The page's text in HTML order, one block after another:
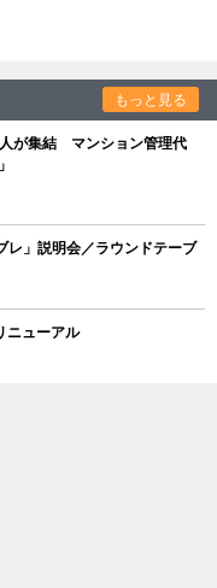
もっと見る
人が集結 マンション管理代
」説明会／ラウンドテーブ
ニューアル